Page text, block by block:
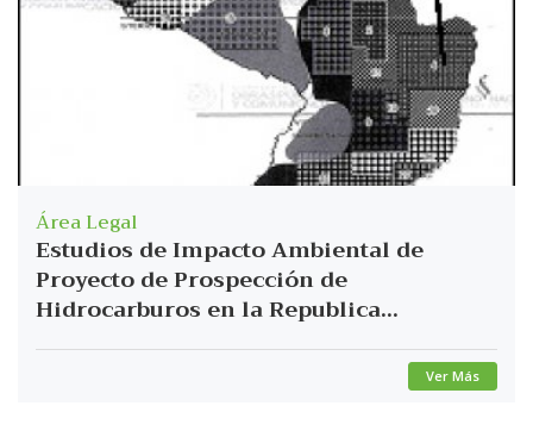
Área Legal
Estudios de Impacto Ambiental de
Proyecto de Prospección de
Hidrocarburos en la Republica...
Ver Más